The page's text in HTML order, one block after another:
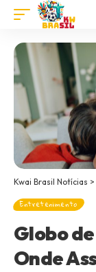
Kwai Brasil Notícias >
Entretenimento
Globo
Onde